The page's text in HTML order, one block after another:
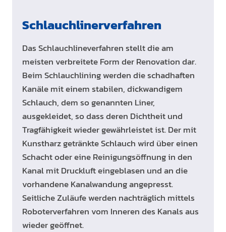
Schlauchlinerverfahren
Das Schlauchlineverfahren stellt die am
meisten verbreitete Form der Renovation dar.
Beim Schlauchlining werden die schadhaften
Kanäle mit einem stabilen, dickwandigem
Schlauch, dem so genannten Liner,
ausgekleidet, so dass deren Dichtheit und
Tragfähigkeit wieder gewährleistet ist. Der mit
Kunstharz getränkte Schlauch wird über einen
Schacht oder eine Reinigungsöffnung in den
Kanal mit Druckluft eingeblasen und an die
vorhandene Kanalwandung angepresst.
Seitliche Zuläufe werden nachträglich mittels
Roboterverfahren vom Inneren des Kanals aus
wieder geöffnet.